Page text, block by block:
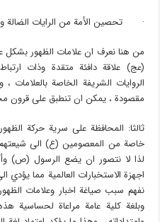
· تحصين الأمة من الرايات الضالة
من هنا نعرف ان علامات الظهور بشكل
(عج) علاقة دافئة متقدة وذات
الروايات الشريفة الخاصة بالعلامات
مقصودة ، يمكن ان تنطبق على قرون
ثالثا: المحافظة على سرية حركة
خاصة من المعصومين (ع) الى
لذا لا نتصور ان يضع الرسول (ص)
اجهزة الاستخبارات العالمية مما يؤدي
نفهم سبب صياغة اخبار وعلامات
وبلغة كلية عامة مراعاة لحساسية